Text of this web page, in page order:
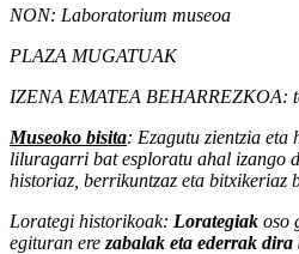
NON: Laboratorium museoa
PLAZA MUGATUAK
IZENA EMATEA BEHARREZKOA:
Museoko bisita: Ezagutu zientzia eta
liluragarri bat esploratu ahal izango
historiaz, berrikuntzaz eta bitxikeriaz
Lorategi historikoak: Lorategiak oso
egituran ere zabalak eta ederrak dira